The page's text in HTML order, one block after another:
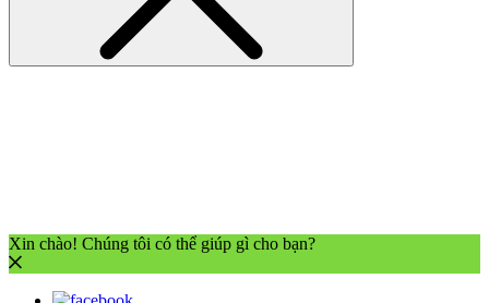
Xin chào! Chúng tôi có thể giúp gì cho bạn?